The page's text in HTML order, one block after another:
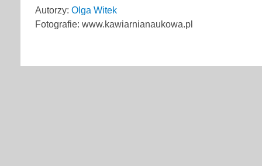
Autorzy: Olga Witek
Fotografie: www.kawiarnianaukowa.pl